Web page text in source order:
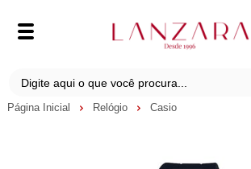
Página Inicial Relógio Casio